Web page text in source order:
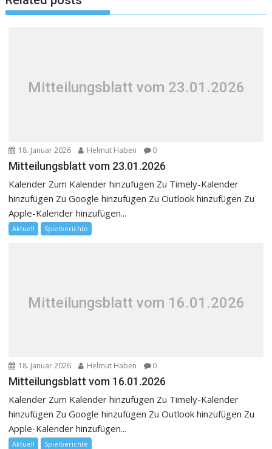
Mitteilungsblatt vom 23.01.2026
18. Januar 2026 Helmut Haben 0
Mitteilungsblatt vom 23.01.2026
Kalender Zum Kalender hinzufügen Zu Timely-Kalender
hinzufügen Zu Google hinzufügen Zu Outlook hinzufügen Zu
Apple-Kalender hinzufügen...
Aktuell Spielberichte
Mitteilungsblatt vom 16.01.2026
18. Januar 2026 Helmut Haben 0
Mitteilungsblatt vom 16.01.2026
Kalender Zum Kalender hinzufügen Zu Timely-Kalender
hinzufügen Zu Google hinzufügen Zu Outlook hinzufügen Zu
Apple-Kalender hinzufügen...
Aktuell Spielberichte